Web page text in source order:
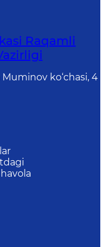
Raqamli
ko‘chasi, 4